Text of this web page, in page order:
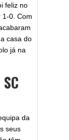
feliz no
1-0. Com
casa do
já na
da
seus